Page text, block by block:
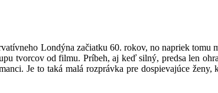
Londýna začiatku 60. rokov, no napriek tomu
tvorcov od filmu. Príbeh, aj keď silný, predsa len
Je to taká malá rozprávka pre dospievajúce